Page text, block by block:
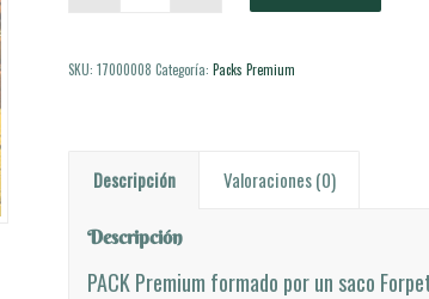
SKU: 17000008 Categoría: Packs Premium
Descripción Valoraciones (0)
Descripción
PACK Premium formado por un saco